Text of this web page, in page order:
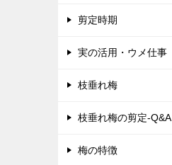
剪定時期
実の活用・ウメ仕事
枝垂れ梅
枝垂れ梅の剪定-Q&A
梅の特徴